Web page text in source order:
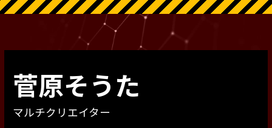
菅原そうた
マルチクリエイター